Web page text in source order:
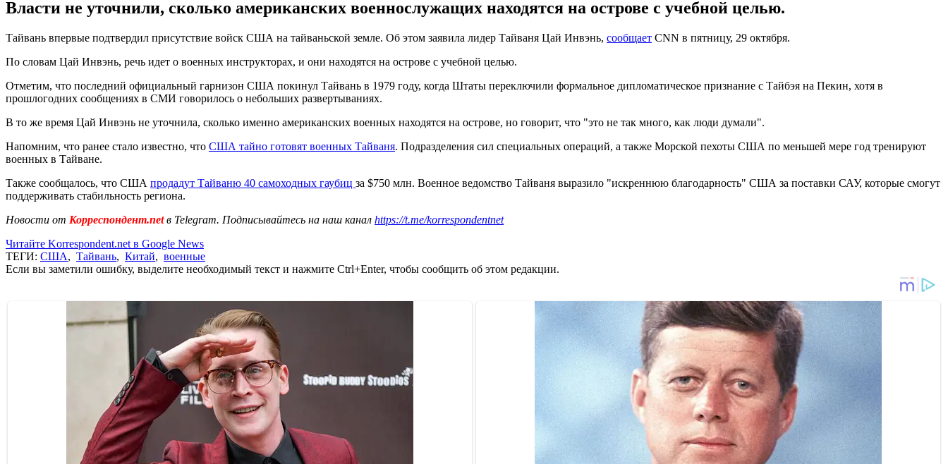
Власти не уточнили, сколько американских военнослужащих находятся на острове с учебной целью.
Тайвань впервые подтвердил присутствие войск США на тайваньской земле. Об этом заявила лидер Тайваня Цай Инвэнь, сообщает CNN в пятницу, 29 октября.
По словам Цай Инвэнь, речь идет о военных инструкторах, и они находятся на острове с учебной целью.
Отметим, что последний официальный гарнизон США покинул Тайвань в 1979 году, когда Штаты переключили формальное дипломатическое признание с Тайбэя на Пекин, хотя в
прошлогодних сообщениях в СМИ говорилось о небольших развертываниях.
В то же время Цай Инвэнь не уточнила, сколько именно американских военных находятся на острове, но говорит, что "это не так много, как люди думали".
Напомним, что ранее стало известно, что США тайно готовят военных Тайваня. Подразделения сил специальных операций, а также Морской пехоты США по меньшей мере год тренируют
военных в Тайване.
Также сообщалось, что США продадут Тайваню 40 самоходных гаубиц за $750 млн. Военное ведомство Тайваня выразило "искреннюю благодарность" США за поставки САУ, которые смогут
поддерживать стабильность региона.
Новости от Корреспондент.netв Telegram. Подписывайтесь на наш канал https://t.me/korrespondentnet
Читайте Korrespondent.net в Google News
ТЕГИ: США, Тайвань, Китай, военные
Если вы заметили ошибку, выделите необходимый текст и нажмите Ctrl+Enter, чтобы сообщить об этом редакции.